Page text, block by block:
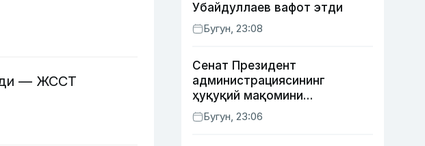
— ЖССТ
Убайдуллаев вафот этди
Бугун, 23:08
Сенат Президент
администрациясининг
ҳуқуқий мақомини
белгиловчи конституциявий
қонунни маъқуллади
Бугун, 23:06